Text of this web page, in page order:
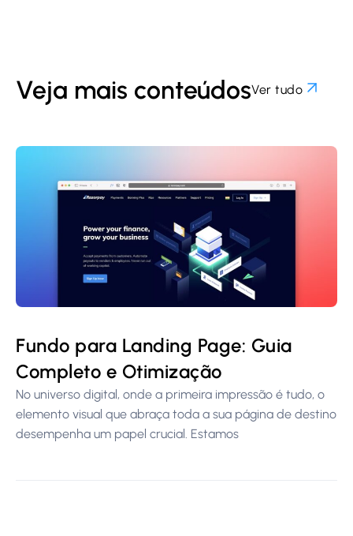
Veja mais conteúdosVer tudo
Fundo para Landing Page: Guia
Completo e Otimização
No universo digital, onde a primeira impressão é tudo, o
elemento visual que abraça toda a sua página de destino
desempenha um papel crucial. Estamos